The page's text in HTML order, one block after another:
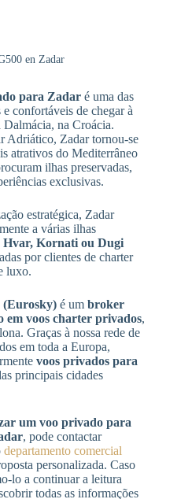
en Zadar
para Zadar é uma das
confortáveis de chegar à
Dalmácia, na Croácia.
Adriático, Zadar tornou-se
atrativos do Mediterrâneo
ilhas preservadas,
exclusivas.
estratégica, Zadar
a várias ilhas
Hvar, Kornati ou Dugi
por clientes de charter
luxo.
(Eurosky) é um broker
em voos charter privados,
Graças à nossa rede de
em toda a Europa,
voos privados para
principais cidades
um voo privado para
, pode contactar
departamento comercial
personalizada. Caso
lo a continuar a leitura
todas as informações